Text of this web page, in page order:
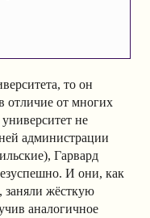
то он
отличие от многих
не
администрации
Гарвард
И они, как
заняли жёсткую
аналогичное